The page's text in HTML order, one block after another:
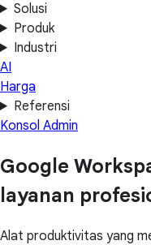
Solusi
Produk
Industri
AI
Harga
Referensi
Konsol Admin
Google
layanan
Alat produktivitas yang